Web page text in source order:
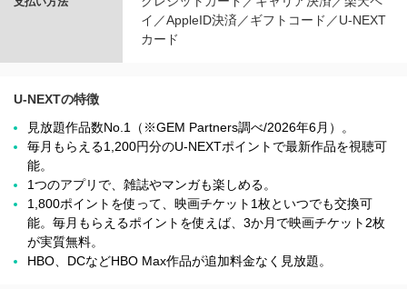
イ／AppleID決済／ギフトコード／U-NEXT
カード
U-NEXTの特徴
見放題作品数No.1（※GEM Partners調べ/2026年6⽉）。
毎月もらえる1,200円分のU-NEXTポイントで最新作品を視聴可
能。
1つのアプリで、雑誌やマンガも楽しめる。
1,800ポイントを使って、映画チケット1枚といつでも交換可
能。毎月もらえるポイントを使えば、3か月で映画チケット2枚
が実質無料。
HBO、DCなどHBO Max作品が追加料金なく見放題。